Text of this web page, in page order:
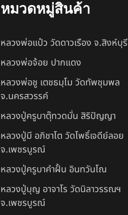
หมวดหมู่สินค้า
หลวงพ่อแป๋ว วัดดาวเรือง จ.สิงห์บุรี
หลวงพ่อจ้อย ปากแดง
หลวงพ่อชู เตชธมฺโม วัดทัพชุมพล
จ.นครสวรรค์
หลวงปู่ครูบาตุ๊ทวดมั่น สิริปัญญา
หลวงปู่มี อภิชาโต วัดโพธิ์เจดีย์ลอย
จ.เพชรบูรณ์
หลวงปู่ครูบาคำฝั้น อินทวันโณ
หลวงปู่บุญ อาจาโร วัดนิลาวรรณฯ
จ.เพชรบูรณ์